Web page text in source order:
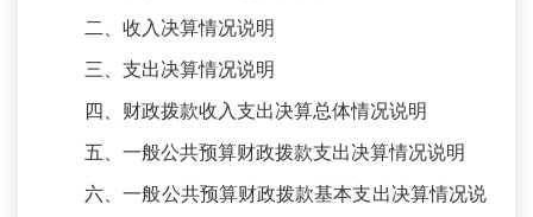
二、收入决算情况说明
三、支出决算情况说明
四、财政拨款收入支出决算总体情况说明
五、一般公共预算财政拨款支出决算情况说明
六、一般公共预算财政拨款基本支出决算情况说